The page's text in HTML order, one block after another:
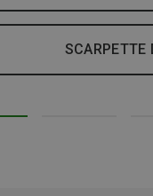
SCARPETTE